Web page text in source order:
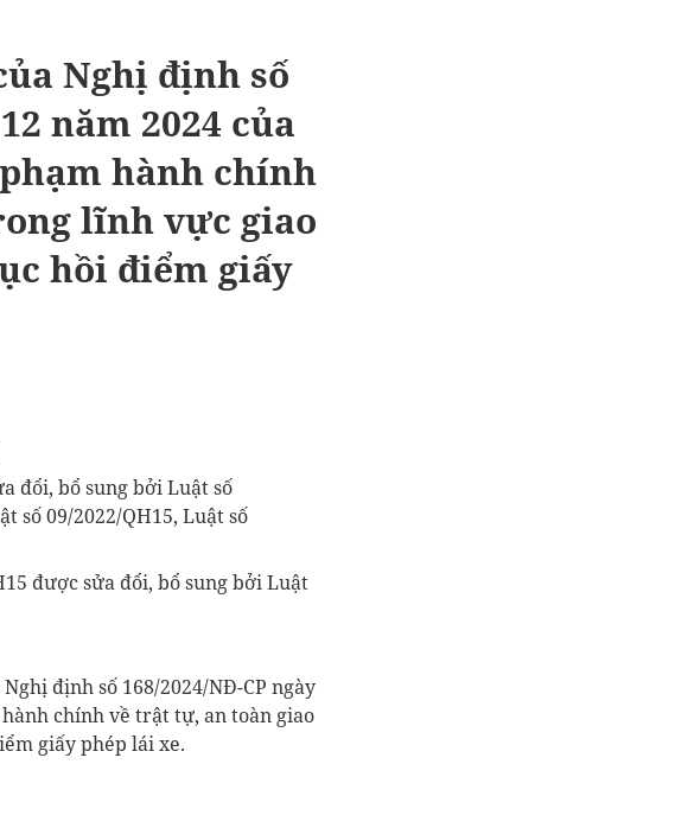
Nghị định số
năm 2024 của
hành chính
lĩnh vực giao
hồi điểm giấy
đổi, bổ sung bởi Luật số
số 09/2022/QH15, Luật số
được sửa đổi, bổ sung bởi Luật
định số 168/2024/NĐ-CP ngày
chính về trật tự, an toàn giao
giấy phép lái xe.